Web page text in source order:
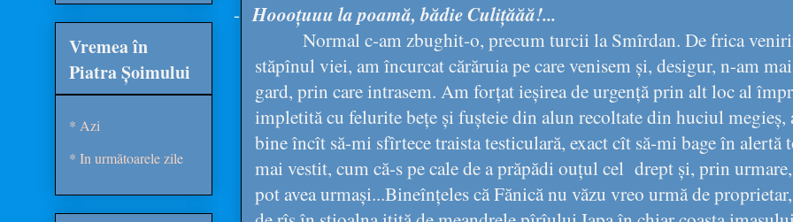
- Hoooțuuu la poamă, bădie Culițăăă!...
Normal c-am zbughit-o, precum turcii la Smîrdan. De frica
stăpînul viei, am încurcat cărăruia pe care venisem și, desigur, n-am
gard, prin care intrasem. Am forțat ieșirea de urgență prin alt loc al
impletită cu felurite bețe și fușteie din alun recoltate din huciul megieș,
bine încît să-mi sfîrtece traista testiculară, exact cît să-mi bage în alertă
mai vestit, cum că-s pe cale de a prăpădi ouțul cel drept și, prin urmare,
pot avea urmași...Bineînțeles că Fănică nu văzu vreo urmă de
Vremea în
Piatra Șoimului
* Azi
* In următoarele zile